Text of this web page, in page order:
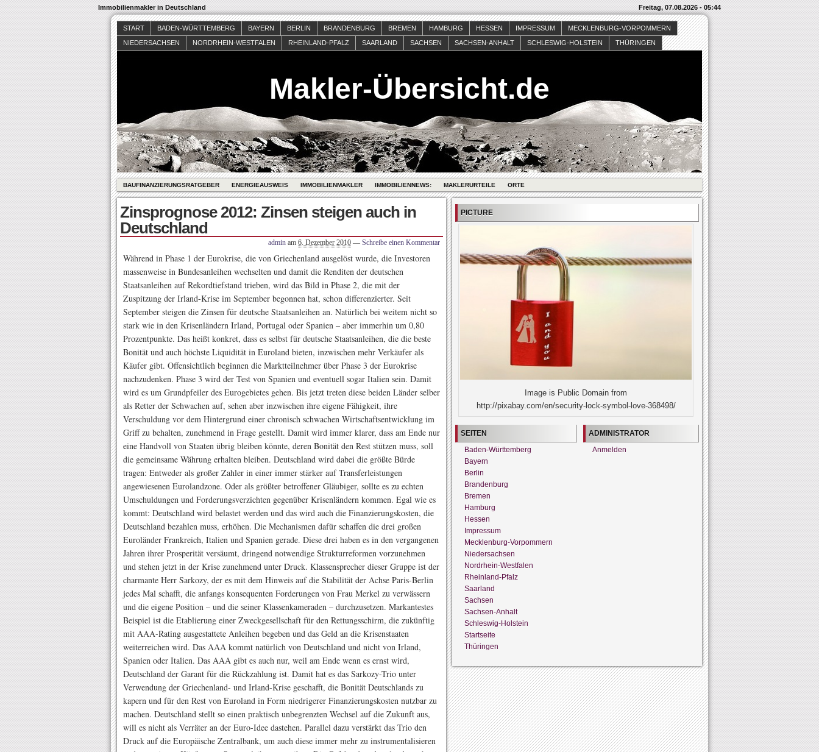
Immobilienmakler in Deutschland Freitag, 07.08.2026 - 05:44
START BADEN-WÜRTTEMBERG BAYERN BERLIN BRANDENBURG BREMEN HAMBURG HESSEN IMPRESSUM
MECKLENBURG-VORPOMMERN
NIEDERSACHSEN
NORDRHEIN-WESTFALEN RHEINLAND-PFALZ SAARLAND SACHSEN SACHSEN-ANHALT SCHLESWIG-HOLSTEIN THÜRINGEN
Makler-Übersicht.de
BAUFINANZIERUNGSRATGEBER ENERGIEAUSWEIS IMMOBILIENMAKLER IMMOBILIENNEWS: MAKLERURTEILE ORTE
Zinsprognose 2012: Zinsen steigen auch in
Deutschland
admin am 6. Dezember 2010 — Schreibe einen Kommentar
Während in Phase 1 der Eurokrise, die von Griechenland ausgelöst wurde, die Investoren
massenweise in Bundesanleihen wechselten und damit die Renditen der deutschen
Staatsanleihen auf Rekordtiefstand trieben, wird das Bild in Phase 2, die mit der
Zuspitzung der Irland-Krise im September begonnen hat, schon differenzierter. Seit
September steigen die Zinsen für deutsche Staatsanleihen an. Natürlich bei weitem nicht so
stark wie in den Krisenländern Irland, Portugal oder Spanien – aber immerhin um 0,80
Prozentpunkte. Das heißt konkret, dass es selbst für deutsche Staatsanleihen, die die beste
Bonität und auch höchste Liquidität in Euroland bieten, inzwischen mehr Verkäufer als
Käufer gibt. Offensichtlich beginnen die Marktteilnehmer über Phase 3 der Eurokrise
nachzudenken. Phase 3 wird der Test von Spanien und eventuell sogar Italien sein. Damit
wird es um Grundpfeiler des Eurogebietes gehen. Bis jetzt treten diese beiden Länder selber
als Retter der Schwachen auf, sehen aber inzwischen ihre eigene Fähigkeit, ihre
Verschuldung vor dem Hintergrund einer chronisch schwachen Wirtschaftsentwicklung im
Griff zu behalten, zunehmend in Frage gestellt. Damit wird immer klarer, dass am Ende nur
eine Handvoll von Staaten übrig bleiben könnte, deren Bonität den Rest stützen muss, soll
die gemeinsame Währung erhalten bleiben. Deutschland wird dabei die größte Bürde
tragen: Entweder als großer Zahler in einer immer stärker auf Transferleistungen
angewiesenen Eurolandzone. Oder als größter betroffener Gläubiger, sollte es zu echten
Umschuldungen und Forderungsverzichten gegenüber Krisenländern kommen. Egal wie es
kommt: Deutschland wird belastet werden und das wird auch die Finanzierungskosten, die
Deutschland bezahlen muss, erhöhen. Die Mechanismen dafür schaffen die drei großen
Euroländer Frankreich, Italien und Spanien gerade. Diese drei haben es in den vergangenen
Jahren ihrer Prosperität versäumt, dringend notwendige Strukturreformen vorzunehmen
und stehen jetzt in der Krise zunehmend unter Druck. Klassensprecher dieser Gruppe ist der
charmante Herr Sarkozy, der es mit dem Hinweis auf die Stabilität der Achse Paris-Berlin
jedes Mal schafft, die anfangs konsequenten Forderungen von Frau Merkel zu verwässern
und die eigene Position – und die seiner Klassenkameraden – durchzusetzen. Markantestes
Beispiel ist die Etablierung einer Zweckgesellschaft für den Rettungsschirm, die zukünftig
mit AAA-Rating ausgestattete Anleihen begeben und das Geld an die Krisenstaaten
weiterreichen wird. Das AAA kommt natürlich von Deutschland und nicht von Irland,
Spanien oder Italien. Das AAA gibt es auch nur, weil am Ende wenn es ernst wird,
Deutschland der Garant für die Rückzahlung ist. Damit hat es das Sarkozy-Trio unter
Verwendung der Griechenland- und Irland-Krise geschafft, die Bonität Deutschlands zu
kapern und für den Rest von Euroland in Form niedrigerer Finanzierungskosten nutzbar zu
machen. Deutschland stellt so einen praktisch unbegrenzten Wechsel auf die Zukunft aus,
will es nicht als Verräter an der Euro-Idee dastehen. Parallel dazu verstärkt das Trio den
Druck auf die Europäische Zentralbank, um auch diese immer mehr zu instrumentalisieren
PICTURE
Image is Public Domain from
http://pixabay.com/en/security-lock-symbol-love-368498/
SEITEN
Baden-Württemberg
Bayern
Berlin
Brandenburg
Bremen
Hamburg
Hessen
Impressum
Mecklenburg-Vorpommern
Niedersachsen
Nordrhein-Westfalen
Rheinland-Pfalz
Saarland
Sachsen
Sachsen-Anhalt
Schleswig-Holstein
Startseite
Thüringen
ADMINISTRATOR
Anmelden